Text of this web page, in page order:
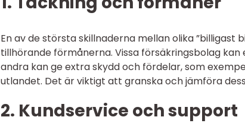
En av de största skillnaderna mellan olika ”billigast
tillhörande förmånerna. Vissa försäkringsbolag
andra kan ge extra skydd och fördelar, som
utlandet. Det är viktigt att granska och jämföra
2. Kundservice och support